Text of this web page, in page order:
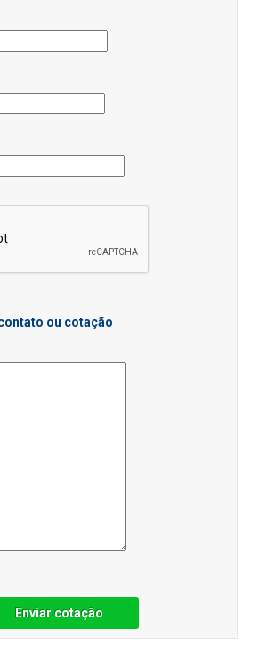
ou cotação
Enviar cotação